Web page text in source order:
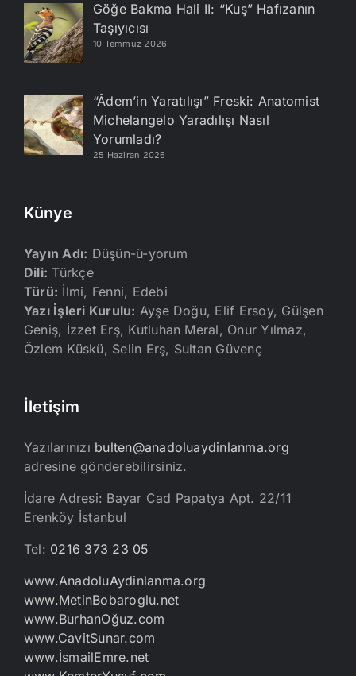
Göğe Bakma Hali II: “Kuş” Hafızanın
Taşıyıcısı
10 Temmuz 2026
“Âdem’in Yaratılışı” Freski: Anatomist
Michelangelo Yaradılışı Nasıl
Yorumladı?
25 Haziran 2026
Künye
Yayın Adı: Düşün-ü-yorum
Dili: Türkçe
Türü: İlmi, Fenni, Edebi
Yazı İşleri Kurulu: Ayşe Doğu, Elif Ersoy, Gülşen
Geniş, İzzet Erş, Kutluhan Meral, Onur Yılmaz,
Özlem Küskü, Selin Erş, Sultan Güvenç
İletişim
Yazılarınızı bulten@anadoluaydinlanma.org
adresine gönderebilirsiniz.
İdare Adresi: Bayar Cad Papatya Apt. 22/11
Erenköy İstanbul
Tel: 0216 373 23 05
www.AnadoluAydinlanma.org
www.MetinBobaroglu.net
www.BurhanOğuz.com
www.CavitSunar.com
www.İsmailEmre.net